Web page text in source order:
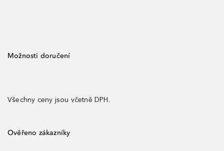
Možnosti doručení
Všechny ceny jsou včetně DPH.
Ověřeno zákazníky